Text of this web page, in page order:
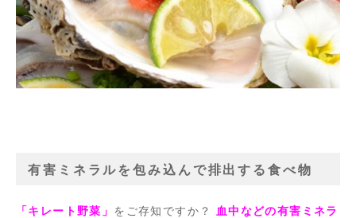
有害ミネラルを包み込んで排出する食べ物
「キレート野菜」 をご存知ですか？
血中などの有害ミネラ